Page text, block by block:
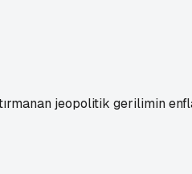
jeopolitik gerilimin